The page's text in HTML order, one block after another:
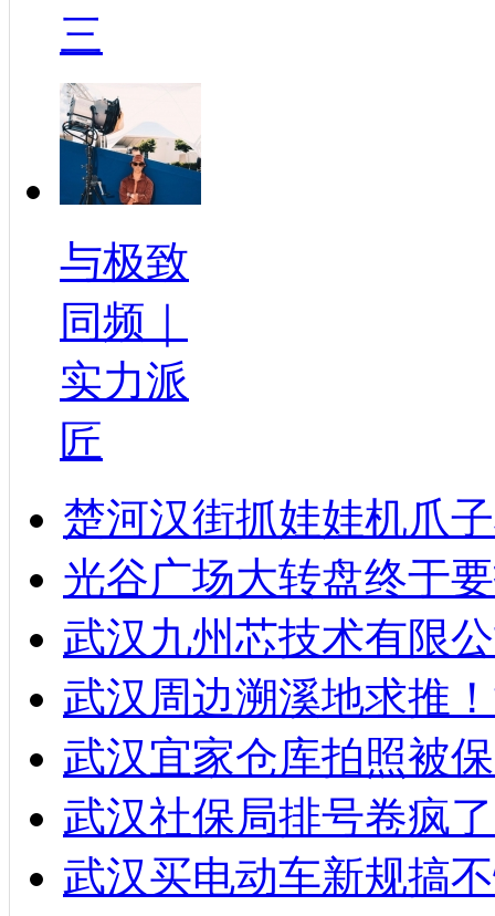
三
与极致
同频｜
实力派
匠
楚河汉街抓娃娃机爪
光谷广场大转盘终于
武汉九州芯技术有限
武汉周边溯溪地求推
武汉宜家仓库拍照被
武汉社保局排号卷疯
武汉买电动车新规搞